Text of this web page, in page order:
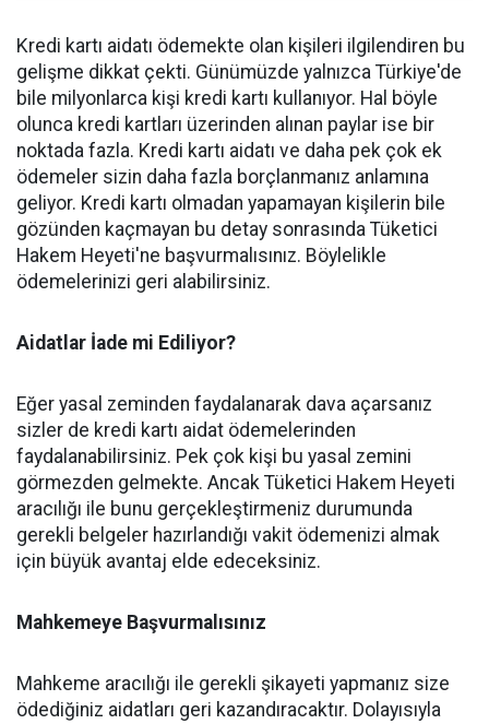
Kredi kartı aidatı ödemekte olan kişileri ilgilendiren bu
gelişme dikkat çekti. Günümüzde yalnızca Türkiye'de
bile milyonlarca kişi kredi kartı kullanıyor. Hal böyle
olunca kredi kartları üzerinden alınan paylar ise bir
noktada fazla. Kredi kartı aidatı ve daha pek çok ek
ödemeler sizin daha fazla borçlanmanız anlamına
geliyor. Kredi kartı olmadan yapamayan kişilerin bile
gözünden kaçmayan bu detay sonrasında Tüketici
Hakem Heyeti'ne başvurmalısınız. Böylelikle
ödemelerinizi geri alabilirsiniz.
Aidatlar İade mi Ediliyor?
Eğer yasal zeminden faydalanarak dava açarsanız
sizler de kredi kartı aidat ödemelerinden
faydalanabilirsiniz. Pek çok kişi bu yasal zemini
görmezden gelmekte. Ancak Tüketici Hakem Heyeti
aracılığı ile bunu gerçekleştirmeniz durumunda
gerekli belgeler hazırlandığı vakit ödemenizi almak
için büyük avantaj elde edeceksiniz.
Mahkemeye Başvurmalısınız
Mahkeme aracılığı ile gerekli şikayeti yapmanız size
ödediğiniz aidatları geri kazandıracaktır. Dolayısıyla